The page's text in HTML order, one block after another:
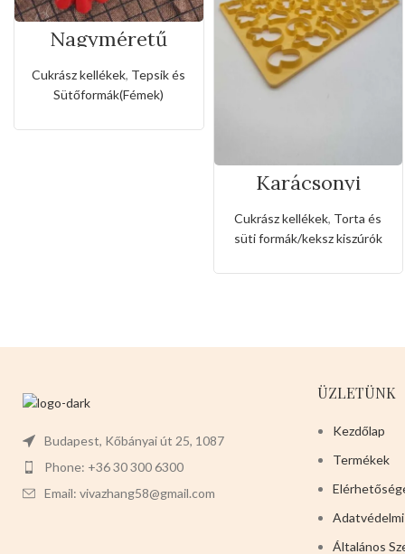
Nagyméretű
rozsda- és
tapadásmentes
muffin forma
Cukrász kellékek, Tepsik és
Sütőformák(Fémek)
Karácsonyi
sütemény kiszúró
forma
Cukrász kellékek, Torta és
süti formák/keksz kiszúrók
Budapest, Kőbányai út 25, 1087
Phone: +36 30 300 6300
Email: vivazhang58@gmail.com
ÜZLETÜNK
Kezdőlap
Termékek
Általános